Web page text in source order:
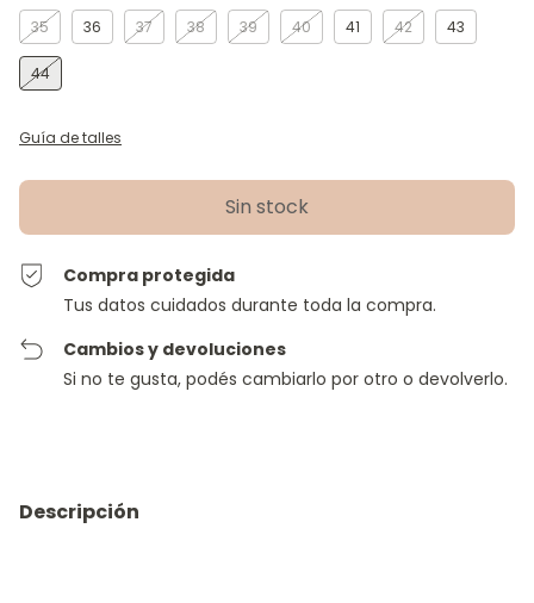
35 36 37 38 39 40 41 42 43
44
Guía de talles
Compra protegida
Tus datos cuidados durante toda la compra.
Cambios y devoluciones
Si no te gusta, podés cambiarlo por otro o devolverlo.
Descripción